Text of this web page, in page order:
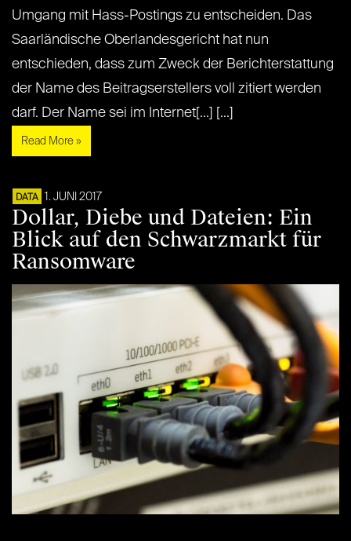
Umgang mit Hass-Postings zu entscheiden. Das
Saarländische Oberlandesgericht hat nun
entschieden, dass zum Zweck der Berichterstattung
der Name des Beitragserstellers voll zitiert werden
darf. Der Name sei im Internet[...] [...]
Read More »
DATA 1. JUNI 2017
Dollar, Diebe und Dateien: Ein
Blick auf den Schwarzmarkt für
Ransomware